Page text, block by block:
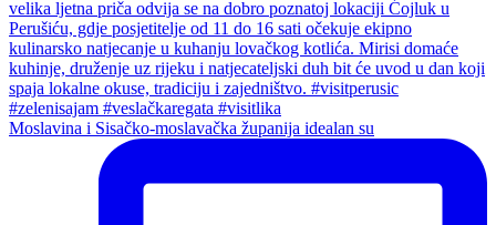
Moslavina i Sisačko-moslavačka županija idealan su